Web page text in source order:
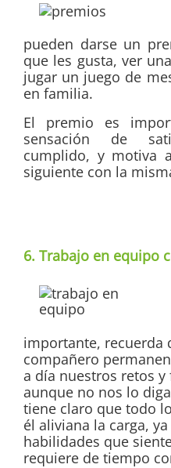
pueden darse un
que les gusta, ver
jugar un juego de
en familia.
El premio es
sensación de
cumplido, y motiva
siguiente con la
6. Trabajo en equipo
importante, recuerda
compañero
a día nuestros retos
aunque no nos lo
tiene claro que todo
él aliviana la carga,
habilidades que
requiere de tiempo